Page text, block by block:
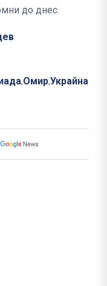
до днес.
,Омир,Украйна